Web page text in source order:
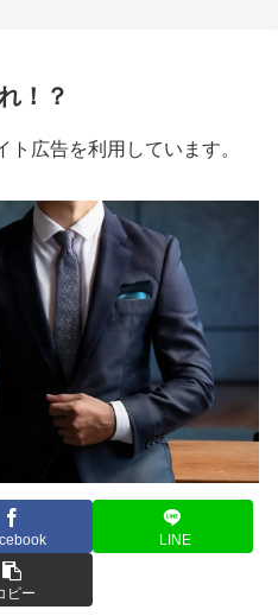
！？
広告を利用しています。
LINE
ピー